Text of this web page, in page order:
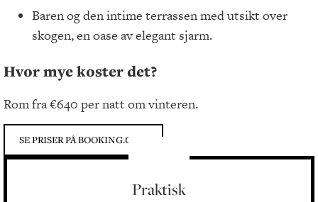
Baren og den intime terrassen med utsikt over
skogen, en oase av elegant sjarm.
Hvor mye koster det?
Rom fra €640 per natt om vinteren.
SE PRISER PÅ BOOKING.COM
Praktisk